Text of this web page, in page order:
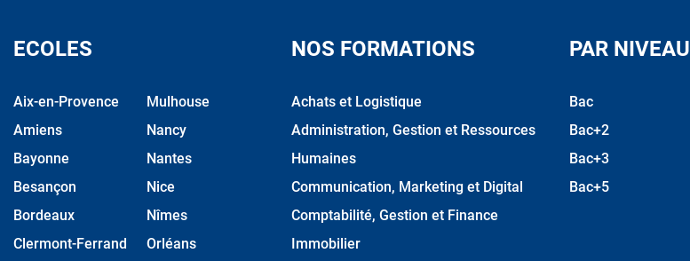
ECOLES
Aix-en-Provence
Amiens
Bayonne
Besançon
Bordeaux
Clermont-Ferrand
Mulhouse
Nancy
Nantes
Nice
Nîmes
Orléans
NOS FORMATIONS
Achats et Logistique
Administration, Gestion et Ressources
Humaines
Communication, Marketing et Digital
Comptabilité, Gestion et Finance
Immobilier
PAR NIVEAU
Bac
Bac+2
Bac+3
Bac+5